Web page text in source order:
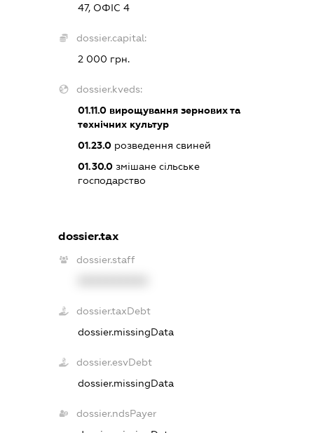
47, ОФІС 4
dossier.capital:
2 000 грн.
dossier.kveds:
01.11.0 вирощування зернових та
технічних культур
01.23.0 розведення свиней
01.30.0 змішане сільське
господарство
dossier.tax
dossier.staff
dossier.taxDebt
dossier.missingData
dossier.esvDebt
dossier.missingData
dossier.ndsPayer